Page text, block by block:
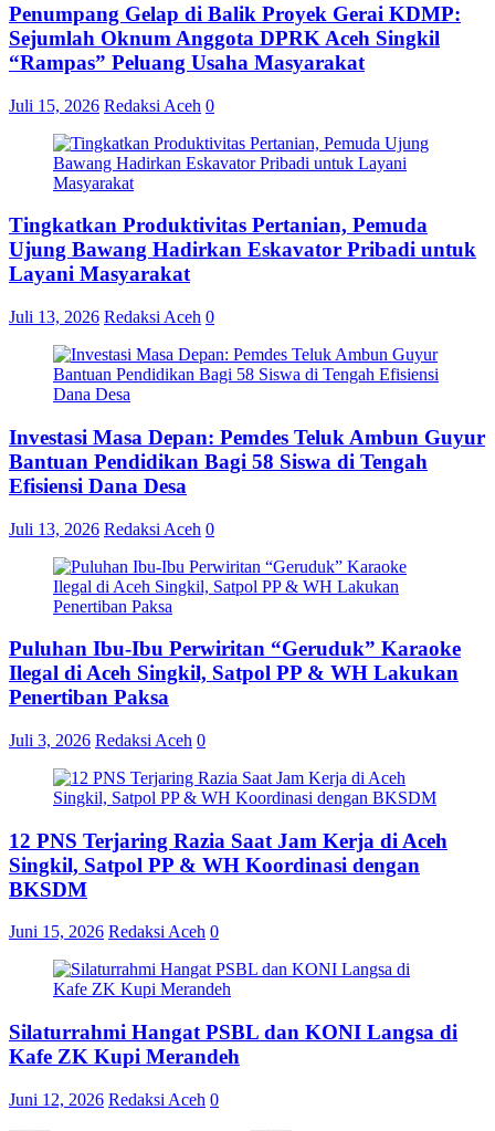
Penumpang Gelap di Balik Proyek Gerai KDMP:
Sejumlah Oknum Anggota DPRK Aceh Singkil
“Rampas” Peluang Usaha Masyarakat
Juli 15, 2026 Redaksi Aceh 0
Tingkatkan Produktivitas Pertanian, Pemuda
Ujung Bawang Hadirkan Eskavator Pribadi untuk
Layani Masyarakat
Juli 13, 2026 Redaksi Aceh 0
Investasi Masa Depan: Pemdes Teluk Ambun Guyur
Bantuan Pendidikan Bagi 58 Siswa di Tengah
Efisiensi Dana Desa
Juli 13, 2026 Redaksi Aceh 0
Puluhan Ibu-Ibu Perwiritan “Geruduk” Karaoke
Ilegal di Aceh Singkil, Satpol PP & WH Lakukan
Penertiban Paksa
Juli 3, 2026 Redaksi Aceh 0
12 PNS Terjaring Razia Saat Jam Kerja di Aceh
Singkil, Satpol PP & WH Koordinasi dengan
BKSDM
Juni 15, 2026 Redaksi Aceh 0
Silaturrahmi Hangat PSBL dan KONI Langsa di
Kafe ZK Kupi Merandeh
Juni 12, 2026 Redaksi Aceh 0